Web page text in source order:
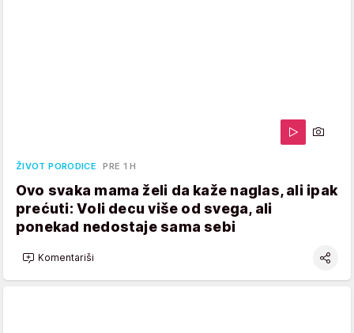
ŽIVOT PORODICE PRE 1 H
Ovo svaka mama želi da kaže naglas, ali ipak
prećuti: Voli decu više od svega, ali
ponekad nedostaje sama sebi
Komentariši